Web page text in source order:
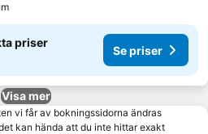
priser
Se priser
Visa mer
vi får av bokningssidorna ändras
kan hända att du inte hittar exakt